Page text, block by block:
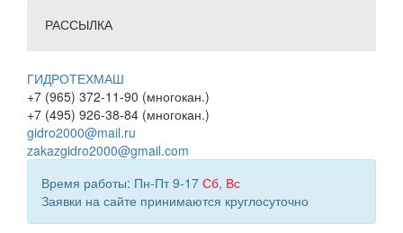
РАССЫЛКА
ГИДРОТЕХМАШ
+7 (965) 372-11-90 (многокан.)
+7 (495) 926-38-84 (многокан.)
gidro2000@mail.ru
zakazgidro2000@gmail.com
Время работы: Пн-Пт 9-17 Сб, Вс
Заявки на сайте принимаются круглосуточно